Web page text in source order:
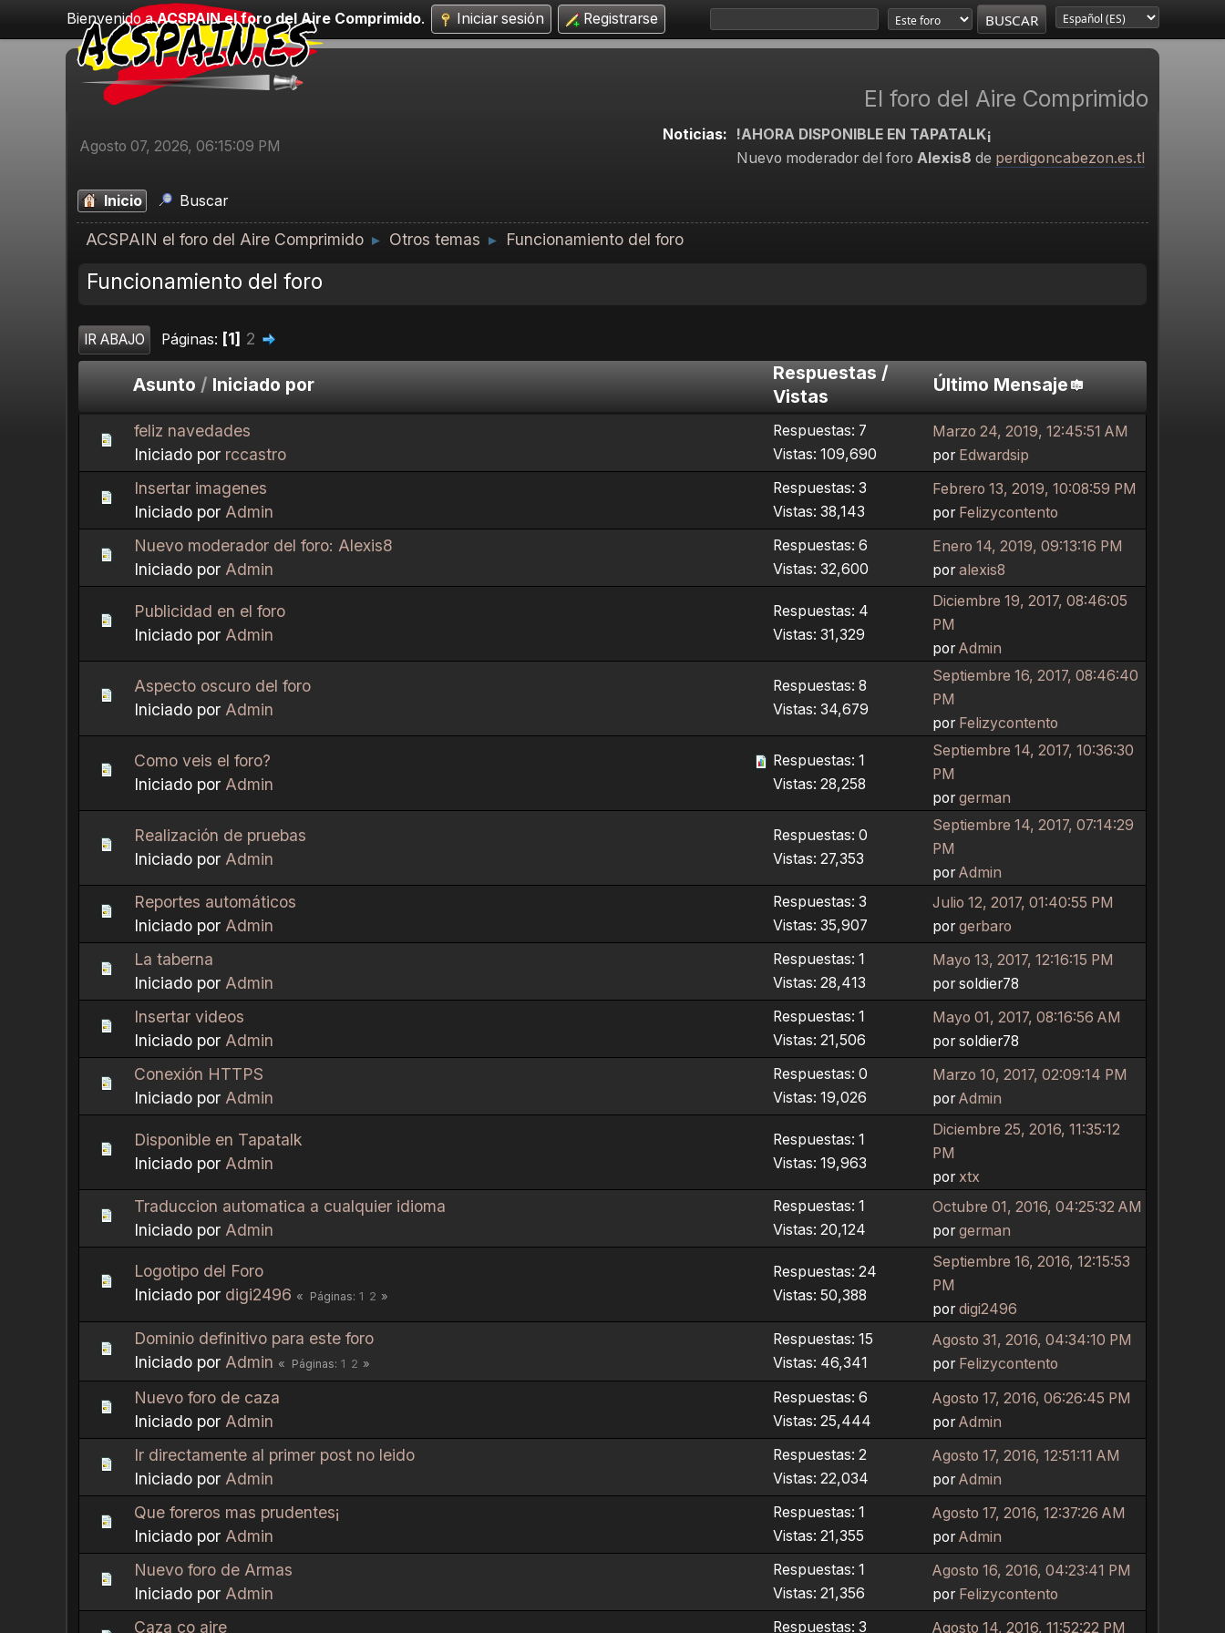
Bienvenido aACSPAIN el foro del Aire Comprimido. Iniciar sesión Registrarse
El foro del Aire Comprimido
Agosto 07, 2026, 06:15:09 PM
Noticias:
!AHORA DISPONIBLE EN TAPATALK¡
Nuevo moderador del foro Alexis8 de perdigoncabezon.es.tl
Inicio Buscar
ACSPAIN el foro del Aire Comprimido ► Otros temas ► Funcionamiento del foro
Funcionamiento del foro
IR ABAJO Páginas 1 2
Asunto / Iniciado por
Respuestas /
Vistas
Último Mensaje
feliz navedades
Iniciado por rccastro
Respuestas: 7
Vistas: 109,690
Marzo 24, 2019, 12:45:51 AM
por Edwardsip
Insertar imagenes
Iniciado por Admin
Respuestas: 3
Vistas: 38,143
Febrero 13, 2019, 10:08:59 PM
por Felizycontento
Nuevo moderador del foro: Alexis8
Iniciado por Admin
Respuestas: 6
Vistas: 32,600
Enero 14, 2019, 09:13:16 PM
por alexis8
Publicidad en el foro
Iniciado por Admin
Respuestas: 4
Vistas: 31,329
Diciembre 19, 2017, 08:46:05
PM
por Admin
Aspecto oscuro del foro
Iniciado por Admin
Respuestas: 8
Vistas: 34,679
Septiembre 16, 2017, 08:46:40
PM
por Felizycontento
Como veis el foro?
Iniciado por Admin
Respuestas: 1
Vistas: 28,258
Septiembre 14, 2017, 10:36:30
PM
por german
Realización de pruebas
Iniciado por Admin
Respuestas: 0
Vistas: 27,353
Septiembre 14, 2017, 07:14:29
PM
por Admin
Reportes automáticos
Iniciado por Admin
Respuestas: 3
Vistas: 35,907
Julio 12, 2017, 01:40:55 PM
por gerbaro
La taberna
Iniciado por Admin
Respuestas: 1
Vistas: 28,413
Mayo 13, 2017, 12:16:15 PM
por soldier78
Insertar videos
Iniciado por Admin
Respuestas: 1
Vistas: 21,506
Mayo 01, 2017, 08:16:56 AM
por soldier78
Conexión HTTPS
Iniciado por Admin
Respuestas: 0
Vistas: 19,026
Marzo 10, 2017, 02:09:14 PM
por Admin
Disponible en Tapatalk
Iniciado por Admin
Respuestas: 1
Vistas: 19,963
Diciembre 25, 2016, 11:35:12
PM
por xtx
Traduccion automatica a cualquier idioma
Iniciado por Admin
Respuestas: 1
Vistas: 20,124
Octubre 01, 2016, 04:25:32 AM
por german
Logotipo del Foro
Iniciado por digi2496 Páginas 1 2
Respuestas: 24
Vistas: 50,388
Septiembre 16, 2016, 12:15:53
PM
por digi2496
Dominio definitivo para este foro
Iniciado por Admin Páginas 1 2
Respuestas: 15
Vistas: 46,341
Agosto 31, 2016, 04:34:10 PM
por Felizycontento
Nuevo foro de caza
Iniciado por Admin
Respuestas: 6
Vistas: 25,444
Agosto 17, 2016, 06:26:45 PM
por Admin
Ir directamente al primer post no leido
Iniciado por Admin
Respuestas: 2
Vistas: 22,034
Agosto 17, 2016, 12:51:11 AM
por Admin
Que foreros mas prudentes¡
Iniciado por Admin
Respuestas: 1
Vistas: 21,355
Agosto 17, 2016, 12:37:26 AM
por Admin
Nuevo foro de Armas
Iniciado por Admin
Respuestas: 1
Vistas: 21,356
Agosto 16, 2016, 04:23:41 PM
por Felizycontento
Caza co aire Respuestas: 3 Agosto 14, 2016, 11:52:22 PM